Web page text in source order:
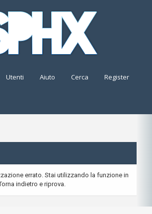
Utenti Aiuto Cerca Register
errato. Stai utilizzando la funzione in
indietro e riprova.